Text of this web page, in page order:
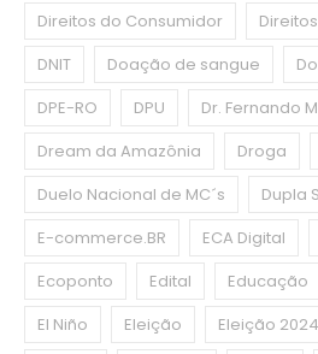
Direitos do Consumidor
DNIT
Doação de sangue
DPE-RO
DPU Dr. Fernando
Dream da Amazônia
Droga
Duelo Nacional de MC´s
Dupla
E-commerce.BR
ECA Digital
Ecoponto
Edital Educação
El Niño
Eleição Eleição 2024